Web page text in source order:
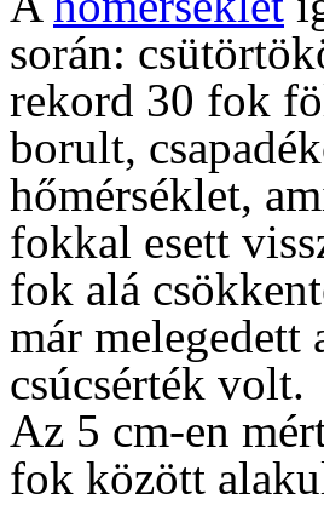
során:
rekord 30 fok
borult,
hőmérséklet,
fokkal esett
fok alá
már
csúcsérték volt.
Az 5 cm-en
fok között